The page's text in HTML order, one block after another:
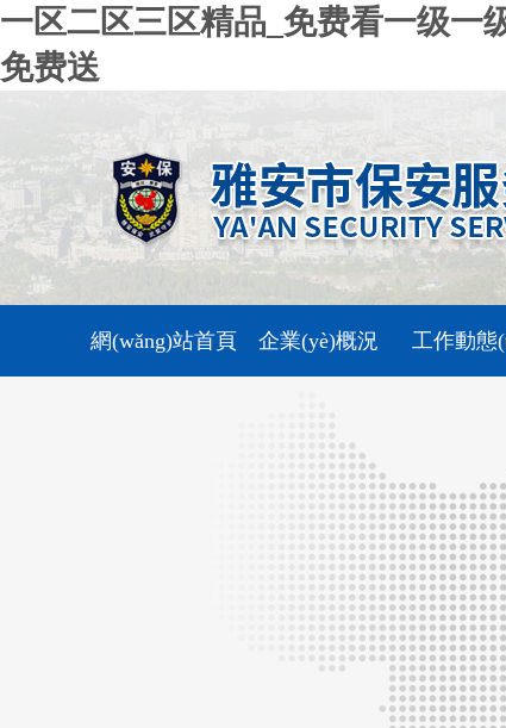
一区二区三区精品_免费看一级一
免费送
網(wǎng)站首頁 企業(yè)概況 工作動態